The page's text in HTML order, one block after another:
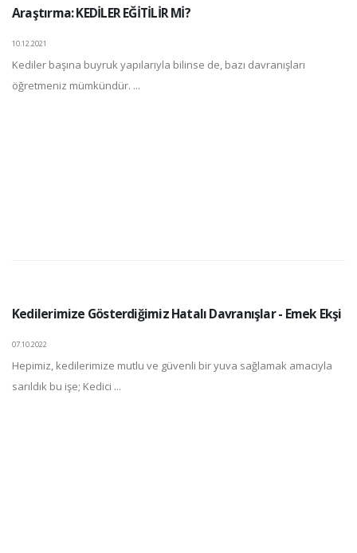
Araştırma: KEDİLER EĞİTİLİR Mİ?
10.12.2021
Kediler başına buyruk yapılarıyla bilinse de, bazı davranışları
öğretmeniz mümkündür. ...
Kedilerimize Gösterdiğimiz Hatalı Davranışlar - Emek Ekşi
07.10.2022
Hepimiz, kedilerimize mutlu ve güvenli bir yuva sağlamak amacıyla
sarıldık bu işe; Kedici ...